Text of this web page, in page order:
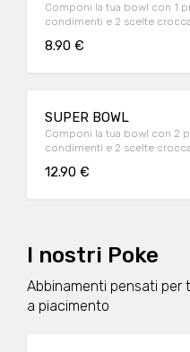
Componi la tua bowl con 1
condimenti e 2 scelte
8.90 €
SUPER BOWL
Componi la tua bowl con 2
condimenti e 2 scelte
12.90 €
I nostri Poke
Abbinamenti pensati per
a piacimento